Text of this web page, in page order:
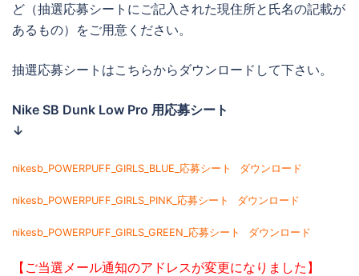
ど（抽選応募シートにご記入された現住所と氏名の記載が
あるもの）をご用意ください。
抽選応募シートはこちらからダウンロードして下さい。
Nike SB Dunk Low Pro 用応募シート
↓
nikesb_POWERPUFF_GIRLS_BLUE_応募シート ダウンロード
nikesb_POWERPUFF_GIRLS_PINK_応募シート ダウンロード
nikesb_POWERPUFF_GIRLS_GREEN_応募シート ダウンロード
【ご当選メール通知のアドレスが変更になりました】